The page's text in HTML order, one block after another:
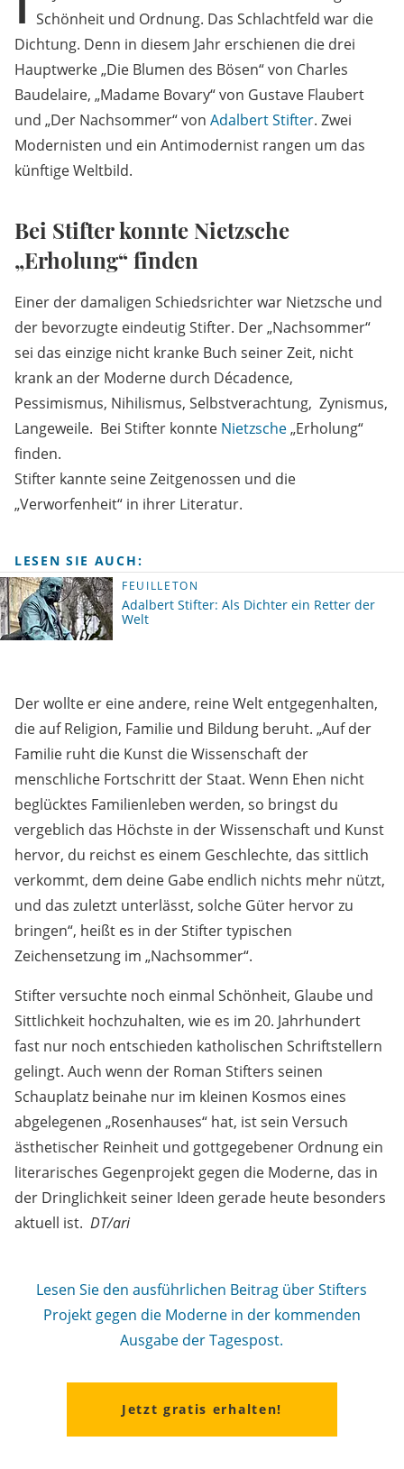
Schönheit und Ordnung. Das Schlachtfeld war die
Dichtung. Denn in diesem Jahr erschienen die drei
Hauptwerke „Die Blumen des Bösen“ von Charles
Baudelaire, „Madame Bovary“ von Gustave Flaubert
und „Der Nachsommer“ von Adalbert Stifter. Zwei
Modernisten und ein Antimodernist rangen um das
künftige Weltbild.
Bei Stifter konnte Nietzsche
„Erholung“ finden
Einer der damaligen Schiedsrichter war Nietzsche und
der bevorzugte eindeutig Stifter. Der „Nachsommer“
sei das einzige nicht kranke Buch seiner Zeit, nicht
krank an der Moderne durch Décadence,
Pessimismus, Nihilismus, Selbstverachtung, Zynismus,
Langeweile. Bei Stifter konnte Nietzsche„Erholung“
finden.
Stifter kannte seine Zeitgenossen und die
„Verworfenheit“ in ihrer Literatur.
LESEN SIE AUCH:
FEUILLETON
Adalbert Stifter: Als Dichter ein Retter der
Welt
Der wollte er eine andere, reine Welt entgegenhalten,
die auf Religion, Familie und Bildung beruht. „Auf der
Familie ruht die Kunst die Wissenschaft der
menschliche Fortschritt der Staat. Wenn Ehen nicht
beglücktes Familienleben werden, so bringst du
vergeblich das Höchste in der Wissenschaft und Kunst
hervor, du reichst es einem Geschlechte, das sittlich
verkommt, dem deine Gabe endlich nichts mehr nützt,
und das zuletzt unterlässt, solche Güter hervor zu
bringen“, heißt es in der Stifter typischen
Zeichensetzung im „Nachsommer“.
Stifter versuchte noch einmal Schönheit, Glaube und
Sittlichkeit hochzuhalten, wie es im 20. Jahrhundert
fast nur noch entschieden katholischen Schriftstellern
gelingt. Auch wenn der Roman Stifters seinen
Schauplatz beinahe nur im kleinen Kosmos eines
abgelegenen „Rosenhauses“ hat, ist sein Versuch
ästhetischer Reinheit und gottgegebener Ordnung ein
literarisches Gegenprojekt gegen die Moderne, das in
der Dringlichkeit seiner Ideen gerade heute besonders
aktuell ist. DT/ari
Lesen Sie den ausführlichen Beitrag über Stifters
Projekt gegen die Moderne in der kommenden
Ausgabe der Tagespost.
Jetzt gratis erhalten!